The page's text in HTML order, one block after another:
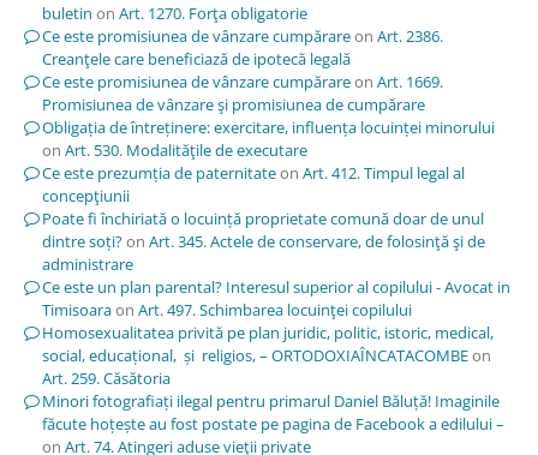
buletin on Art. 1270. Forţa obligatorie
Ce este promisiunea de vânzare cumpărareon Art. 2386.
Creanţele care beneficiază de ipotecă legală
Ce este promisiunea de vânzare cumpărareon Art. 1669.
Promisiunea de vânzare şi promisiunea de cumpărare
Obligația de întreținere: exercitare, influența locuinței minorului
on Art. 530. Modalităţile de executare
Ce este prezumția de paternitateon Art. 412. Timpul legal al
concepţiunii
Poate fi închiriată o locuință proprietate comună doar de unul
dintre soți?on Art. 345. Actele de conservare, de folosinţă şi de
administrare
Ce este un plan parental? Interesul superior al copilului - Avocat in
Timisoaraon Art. 497. Schimbarea locuinţei copilului
Homosexualitatea privită pe plan juridic, politic, istoric, medical,
social, educațional, și religios, – ORTODOXIAÎNCATACOMBEon
Art. 259. Căsătoria
Minori fotografiați ilegal pentru primarul Daniel Băluță! Imaginile
făcute hoțește au fost postate pe pagina de Facebook a edilului –
on Art. 74. Atingeri aduse vieţii private